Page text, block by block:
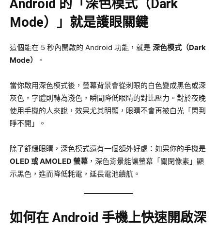
Android 的「深色模式（Dark
Mode）」就是護眼關鍵
這個能在 5 秒內開啟的 Android 功能，就是 深色模式（Dark
Mode）
。
當你啟用深色模式後，螢幕背景會從刺眼的白色變成黑色或深
灰色，字體則轉為淺色，瞬間降低眼睛的對比壓力。對於夜晚
使用手機的人來說，效果尤其明顯，眼睛不會再被白光「閃到
睜不開」。
除了舒緩眼睛，深色模式還有一個額外好處：如果你的手機是
OLED 或 AMOLED 螢幕，深色背景能讓螢幕「關閉像素」顯
示黑色，進而降低耗電，延長電池續航。
如何在 Android 手機上快速開啟深